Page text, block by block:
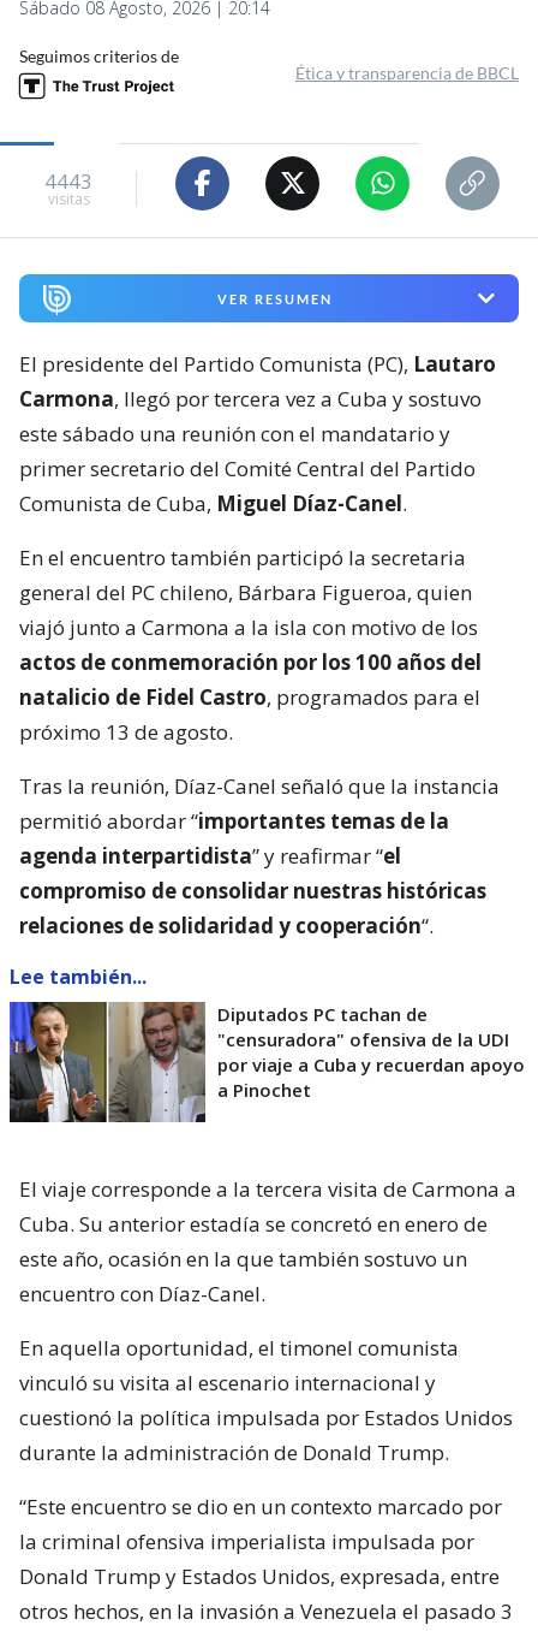
Sábado 08 Agosto, 2026 | 20:14
Seguimos criterios de
Ética y transparencia de BBCL
4443
visitas
VER RESUMEN
El presidente del Partido Comunista (PC), Lautaro
Carmona, llegó por tercera vez a Cuba y sostuvo
este sábado una reunión con el mandatario y
primer secretario del Comité Central del Partido
Comunista de Cuba, Miguel Díaz-Canel.
En el encuentro también participó la secretaria
general del PC chileno, Bárbara Figueroa, quien
viajó junto a Carmona a la isla con motivo de los
actos de conmemoración por los 100 años del
natalicio de Fidel Castro, programados para el
próximo 13 de agosto.
Tras la reunión, Díaz-Canel señaló que la instancia
permitió abordar “importantes temas de la
agenda interpartidista” y reafirmar “el
compromiso de consolidar nuestras históricas
relaciones de solidaridad y cooperación“.
Lee también...
Diputados PC tachan de
"censuradora" ofensiva de la UDI
por viaje a Cuba y recuerdan apoyo
a Pinochet
El viaje corresponde a la tercera visita de Carmona a
Cuba. Su anterior estadía se concretó en enero de
este año, ocasión en la que también sostuvo un
encuentro con Díaz-Canel.
En aquella oportunidad, el timonel comunista
vinculó su visita al escenario internacional y
cuestionó la política impulsada por Estados Unidos
durante la administración de Donald Trump.
“Este encuentro se dio en un contexto marcado por
la criminal ofensiva imperialista impulsada por
Donald Trump y Estados Unidos, expresada, entre
otros hechos, en la invasión a Venezuela el pasado 3